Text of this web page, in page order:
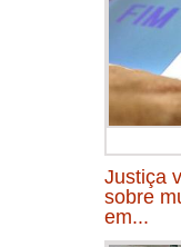
Justiça
sobre
em...